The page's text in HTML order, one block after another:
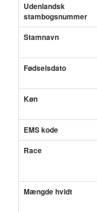
Udenlandsk
stambogsnummer
Stamnavn
Fødselsdato
Køn
EMS kode
Race
Mængde hvidt